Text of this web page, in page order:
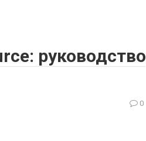
руководство
0